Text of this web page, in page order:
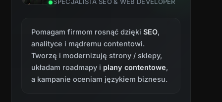
SPECJALISTA SEO & WEB DEVELOPER
Pomagam firmom rosnąć dzięki SEO,
analityce i mądremu contentowi.
Tworzę i modernizuję strony / sklepy,
układam roadmapy i plany contentowe,
a kampanie oceniam językiem biznesu.